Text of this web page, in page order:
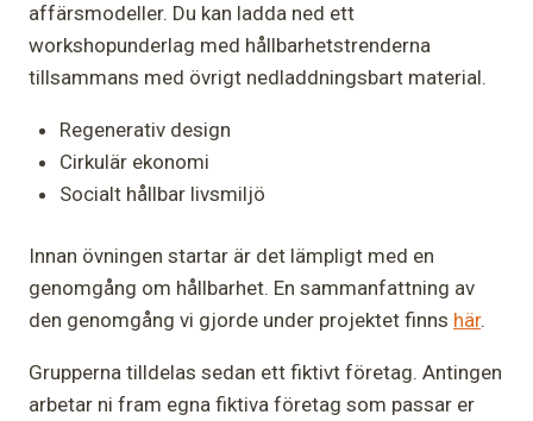
affärsmodeller. Du kan ladda ned ett
workshopunderlag med hållbarhetstrenderna
tillsammans med övrigt nedladdningsbart material.
Regenerativ design
Cirkulär ekonomi
Socialt hållbar livsmiljö
Innan övningen startar är det lämpligt med en
genomgång om hållbarhet. En sammanfattning av
den genomgång vi gjorde under projektet finns här.
Grupperna tilldelas sedan ett fiktivt företag. Antingen
arbetar ni fram egna fiktiva företag som passar er